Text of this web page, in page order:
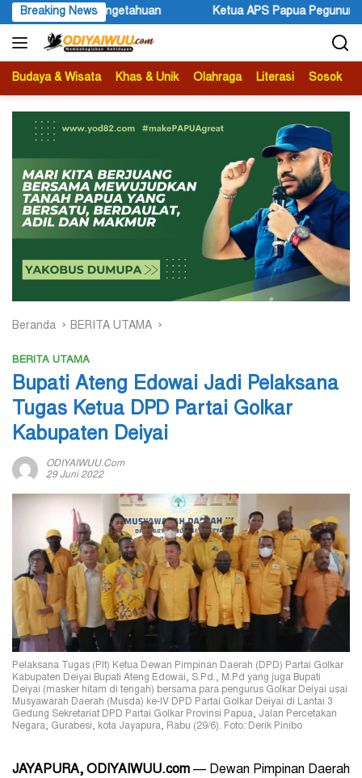
Langsung
ke
konten
Breaking News
APS Papua Pegunungan Sonni Lokobal: Kalau Mau KPK Audit
Budaya & Wisata Khas & Unik Olahraga Literasi Sosok
Beranda BERITA UTAMA
BERITA UTAMA
Bupati Ateng Edowai Jadi Pelaksana
Tugas Ketua DPD Partai Golkar
Kabupaten Deiyai
ODIYAIWUU.com
29 Juni 2022
Pelaksana Tugas (Plt) Ketua Dewan Pimpinan Daerah (DPD) Partai Golkar
Kabupaten Deiyai Bupati Ateng Edowai, S.Pd., M.Pd yang juga Bupati
Deiyai (masker hitam di tengah) bersama para pengurus Golkar Deiyai usai
Musyawarah Daerah (Musda) ke-IV DPD Partai Golkar Deiyai di Lantai 3
Gedung Sekretariat DPD Partai Golkar Provinsi Papua, Jalan Percetakan
Negara, Gurabesi, kota Jayapura, Rabu (29/6). Foto: Derik Pinibo
JAYAPURA, ODIYAIWUU.com — Dewan Pimpinan Daerah